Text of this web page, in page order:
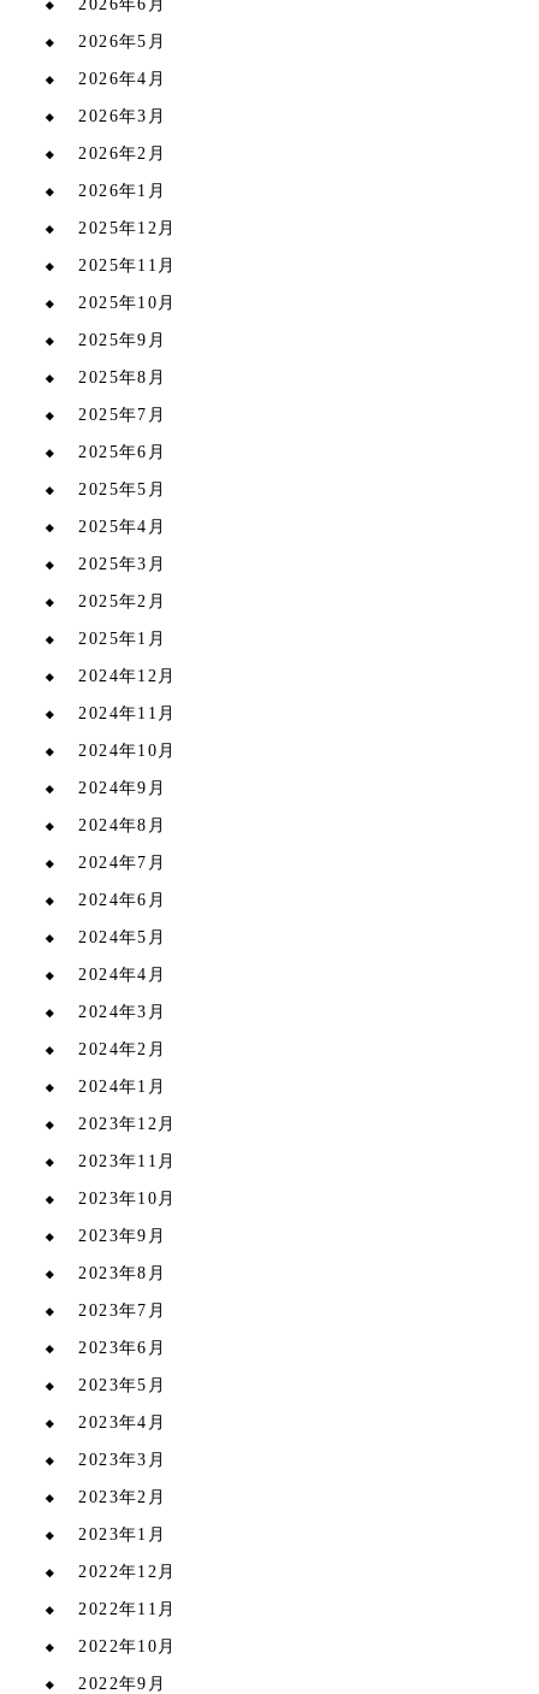
2026年6月
2026年5月
2026年4月
2026年3月
2026年2月
2026年1月
2025年12月
2025年11月
2025年10月
2025年9月
2025年8月
2025年7月
2025年6月
2025年5月
2025年4月
2025年3月
2025年2月
2025年1月
2024年12月
2024年11月
2024年10月
2024年9月
2024年8月
2024年7月
2024年6月
2024年5月
2024年4月
2024年3月
2024年2月
2024年1月
2023年12月
2023年11月
2023年10月
2023年9月
2023年8月
2023年7月
2023年6月
2023年5月
2023年4月
2023年3月
2023年2月
2023年1月
2022年12月
2022年11月
2022年10月
2022年9月